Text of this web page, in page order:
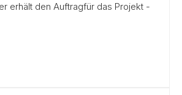
erhält den Auftragfür das Projekt -